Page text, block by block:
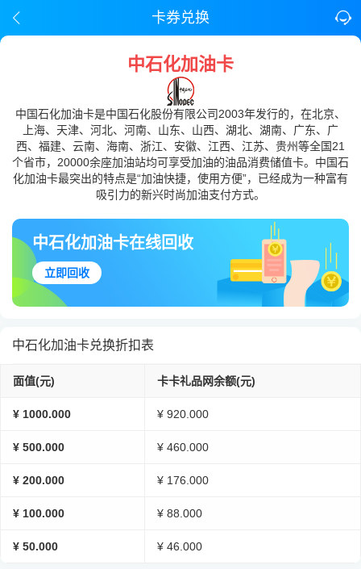
卡券兑换
中石化加油卡
中国石化加油卡是中国石化股份有限公司2003年发行的，在北京、
上海、天津、河北、河南、山东、山西、湖北、湖南、广东、广
西、福建、云南、海南、浙江、安徽、江西、江苏、贵州等全国21
个省市，20000余座加油站均可享受加油的油品消费储值卡。中国石
化加油卡最突出的特点是“加油快捷，使用方便”，已经成为一种富有
吸引力的新兴时尚加油支付方式。
中石化加油卡在线回收
立即回收
中石化加油卡兑换折扣表
面值(元) 卡卡礼品网余额(元)
¥ 1000.000 ¥ 920.000
¥ 500.000 ¥ 460.000
¥ 200.000 ¥ 176.000
¥ 100.000 ¥ 88.000
¥ 50.000 ¥ 46.000